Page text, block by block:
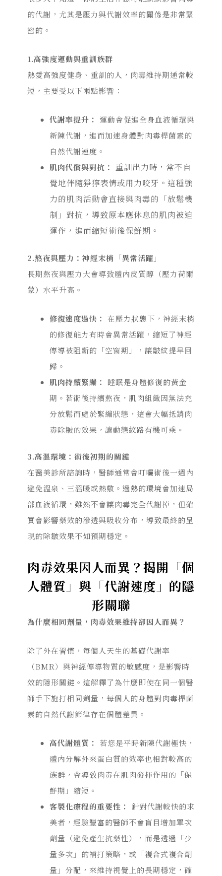
的代謝，尤其是壓力與代謝效率的關係是非常緊
密的。
1.高強度運動與重訓族群
熱愛高強度健身、重訓的人， 肉毒維持期通常較
短，主要受以下兩點影響：
代謝率提升： 運動會促進全身血液循環與
新陳代謝，進而加速身體對肉毒桿菌素的
自然代謝速度。
肌肉代償與對抗：
重訓出力時，常不自
覺地伴隨猙獰表情或用力咬牙。這種強
力的肌肉活動會直接與肉毒的「放鬆機
制」對抗，導致原本應休息的肌肉被迫
運作，進而縮短術後保鮮期。
2.熬夜與壓力 ：神經末梢「異常活躍」
長期熬夜與壓力大會導致體內皮質醇 （壓力荷爾
蒙） 水平升高。
修復速度過快： 在壓力狀態下，神經末梢
的修復能力有時會異常活躍，縮短了神經
傳導被阻斷的「空窗期」，讓皺紋提早回
歸。
肌肉持續緊繃：
睡眠是身體修復的黃金
期。若術後持續熬夜，肌肉組織因無法充
分放鬆而處於緊繃狀態，這會大幅抵銷肉
毒除皺的效果，讓動態紋路有機可乘。
3.高溫環境 ： 術後初期的關鍵
在醫美診所諮詢時，醫師通常會叮囑術後一週內
避免溫泉、三溫暖或熱敷。過熱的環境會加速局
部血液循環，雖然不會讓肉毒完全代謝掉，但確
實會影響藥效的滲透與吸收分布，導致最終的呈
現的除皺效果不如預期穩定。
肉毒效果因人而異？揭開「個
人體質」與「代謝速度」的隱
形關聯
為什麼相同劑量，肉毒效果維持卻因人而異？
除了外在習慣， 每個人天生的基礎代謝率
（BMR） 與神經傳導物質的敏感度 ，是影響時
效的隱形關鍵 。這解釋了為什麼即使在同一個醫
師手下施打相同劑量，每個人的身體對肉毒桿菌
素的自然代謝節律存在個體差異。
高代謝體質：
若您是平時新陳代謝極快，
體內分解外來蛋白質的效率也相對較高的
族群，會導致肉毒在肌肉發揮作用的「保
鮮期」縮短。
客製化療程的重要性：
針對代謝較快的求
美者，經驗豐富的醫師不會盲目增加單次
劑量（避免產生抗藥性），而是透過「少
量多次」的補打策略，或「複合式複合劑
量」分配，來維持視覺上的長期穩定，確